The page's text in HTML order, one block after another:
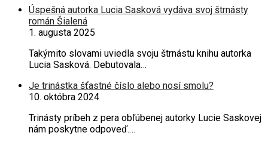
Úspešná autorka Lucia Sasková vydáva svoj štrnásty
román Šialená
1. augusta 2025
Takýmito slovami uviedla svoju štrnástu knihu autorka
Lucia Sasková. Debutovala…
Je trinástka šťastné číslo alebo nosí smolu?
10. októbra 2024
Trinásty príbeh z pera obľúbenej autorky Lucie Saskovej
nám poskytne odpoveď.…